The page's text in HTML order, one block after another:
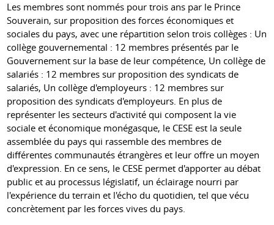
Les membres sont nommés pour trois ans par le Prince
Souverain, sur proposition des forces économiques et
sociales du pays, avec une répartition selon trois collèges : Un
collège gouvernemental : 12 membres présentés par le
Gouvernement sur la base de leur compétence, Un collège de
salariés : 12 membres sur proposition des syndicats de
salariés, Un collège d'employeurs : 12 membres sur
proposition des syndicats d'employeurs. En plus de
représenter les secteurs d'activité qui composent la vie
sociale et économique monégasque, le CESE est la seule
assemblée du pays qui rassemble des membres de
différentes communautés étrangères et leur offre un moyen
d'expression. En ce sens, le CESE permet d'apporter au débat
public et au processus législatif, un éclairage nourri par
l'expérience du terrain et l'écho du quotidien, tel que vécu
concrètement par les forces vives du pays.